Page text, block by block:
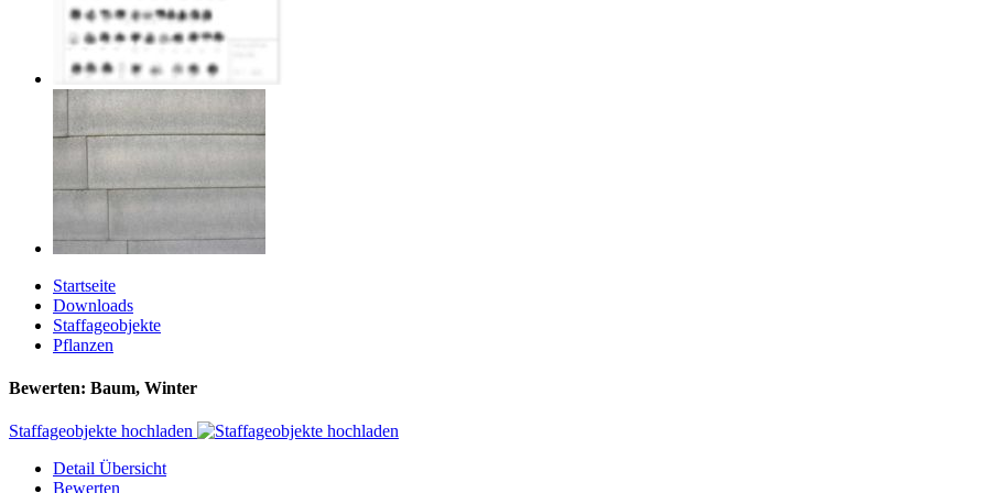
Startseite
Downloads
Staffageobjekte
Pflanzen
Bewerten: Baum, Winter
Staffageobjekte hochladen
Detail Übersicht
Bewerten